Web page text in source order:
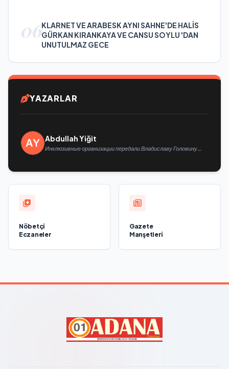
06KLARNET VE ARABESK AYNI SAHNE'DE HALİS
GÜRKAN KIRANKAYA VE CANSU SOYLU 'DAN
UNUTULMAZ GECE
YAZARLAR
Abdullah Yiğit
Инклюзивные организации передали Владиславу Головину
Nöbetçi
Eczaneler
Gazete
Manşetleri